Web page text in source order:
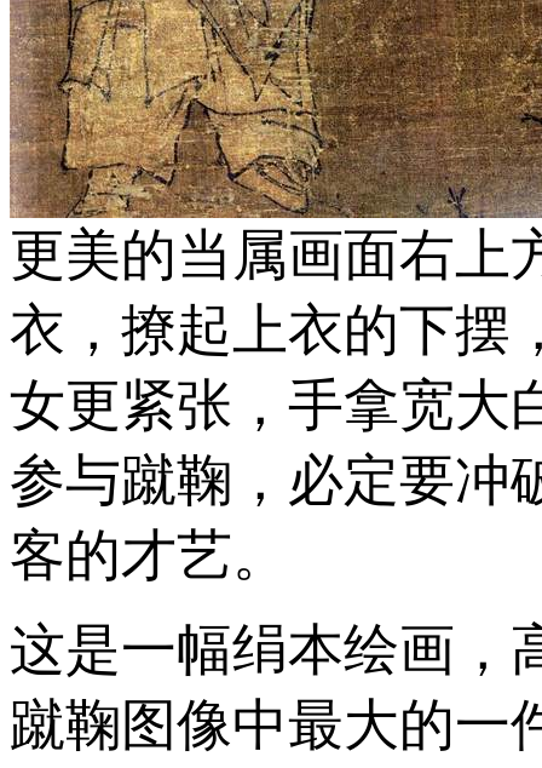
更美的当属画面右上
衣，撩起上衣的下摆
女更紧张，手拿宽大
参与蹴鞠，必定要冲
客的才艺。
这是一幅绢本绘画，
蹴鞠图像中最大的一